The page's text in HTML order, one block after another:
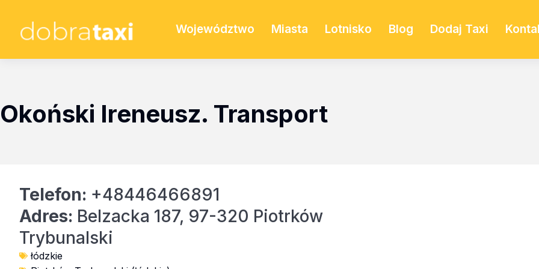
Województwo Miasta Lotnisko Blog Dodaj Taxi
Okoński Ireneusz. Transport
Telefon: +48446466891
Adres: Belzacka 187, 97-320 Piotrków
Trybunalski
łódzkie